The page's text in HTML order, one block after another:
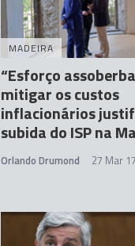
MADEIRA
“Esforço
mitigar os custos
inflacionários
subida do ISP na
Orlando Drumond 27 Mar